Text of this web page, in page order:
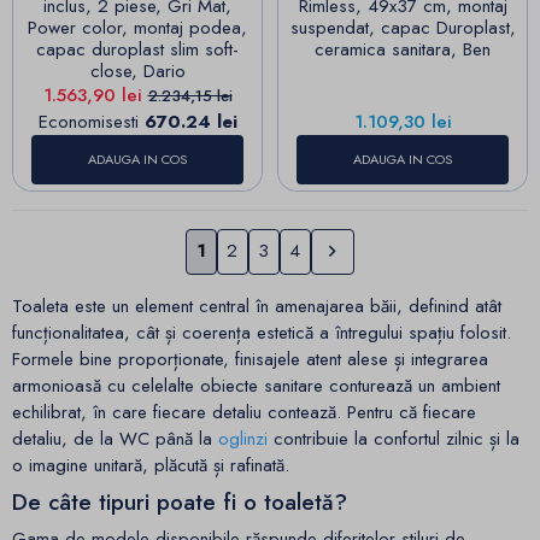
inclus, 2 piese, Gri Mat,
Power color, montaj podea,
capac duroplast slim soft-
close, Dario
Pret
1.563,90 leiPret de baza
2.234,15 lei
Economisesti 670.24 lei
ADAUGA IN COS
Rimless, 49x37 cm, montaj
suspendat, capac Duroplast,
ceramica sanitara, Ben
Pret
1.109,30 lei
ADAUGA IN COS
1 2 3 4 Urmatorul

Toaleta este un element central în amenajarea băii, definind atât
funcționalitatea, cât și coerența estetică a întregului spațiu folosit.
Formele bine proporționate, finisajele atent alese și integrarea
armonioasă cu celelalte obiecte sanitare conturează un ambient
echilibrat, în care fiecare detaliu contează. Pentru că fiecare
detaliu, de la WC până la oglinzi contribuie la confortul zilnic și la
o imagine unitară, plăcută și rafinată.
De câte tipuri poate fi o toaletă?